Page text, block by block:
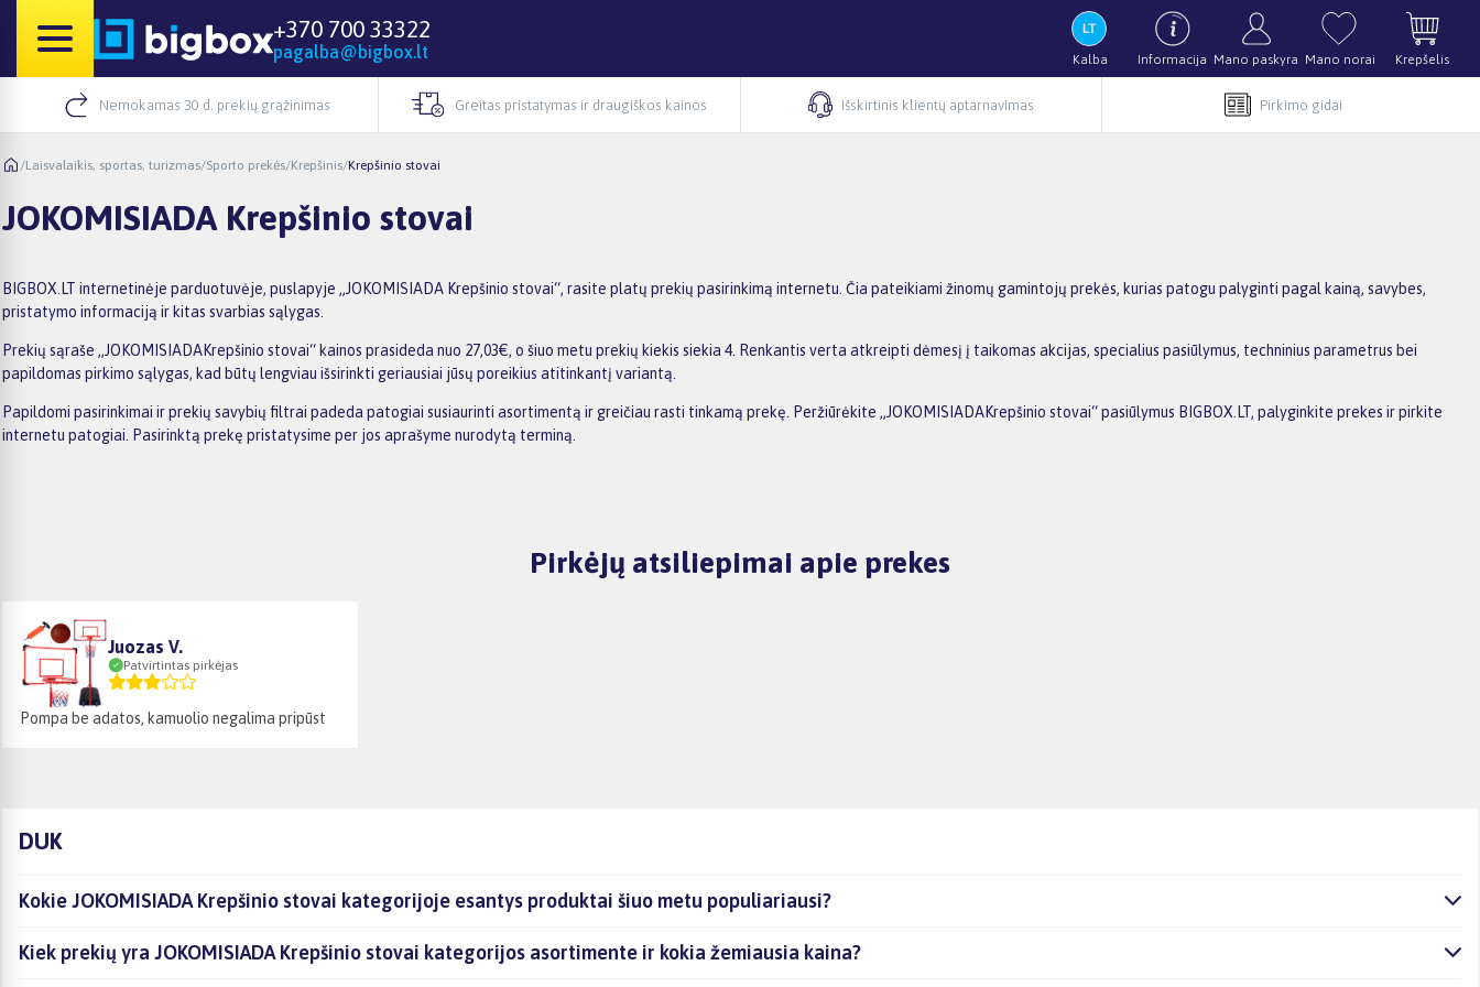
+370 700 33322
pagalba@bigbox.lt Kalba Informacija Mano paskyra Mano norai Krepšelis
Nemokamas 30 d. prekių grąžinimas Greitas pristatymas ir draugiškos kainos Išskirtinis klientų aptarnavimas Pirkimo gidai
/Laisvalaikis, sportas, turizmas/Sporto prekės/Krepšinis/Krepšinio stovai
JOKOMISIADA Krepšinio stovai
BIGBOX.LT internetinėje parduotuvėje, puslapyje „JOKOMISIADA Krepšinio stovai“, rasite platų prekių pasirinkimą internetu. Čia pateikiami žinomų gamintojų prekės, kurias patogu palyginti pagal kainą, savybes,
pristatymo informaciją ir kitas svarbias sąlygas.
Prekių sąraše „JOKOMISIADAKrepšinio stovai“ kainos prasideda nuo 27,03€, o šiuo metu prekių kiekis siekia 4. Renkantis verta atkreipti dėmesį į taikomas akcijas, specialius pasiūlymus, techninius parametrus bei
papildomas pirkimo sąlygas, kad būtų lengviau išsirinkti geriausiai jūsų poreikius atitinkantį variantą.
Papildomi pasirinkimai ir prekių savybių filtrai padeda patogiai susiaurinti asortimentą ir greičiau rasti tinkamą prekę. Peržiūrėkite „JOKOMISIADAKrepšinio stovai“ pasiūlymus BIGBOX.LT, palyginkite prekes ir pirkite
internetu patogiai. Pasirinktą prekę pristatysime per jos aprašyme nurodytą terminą.
Pirkėjų atsiliepimai apie prekes
Juozas V.
Patvirtintas pirkėjas
Pompa be adatos, kamuolio negalima pripūst
DUK
Kokie JOKOMISIADA Krepšinio stovai kategorijoje esantys produktai šiuo metu populiariausi?
Kiek prekių yra JOKOMISIADA Krepšinio stovai kategorijos asortimente ir kokia žemiausia kaina?